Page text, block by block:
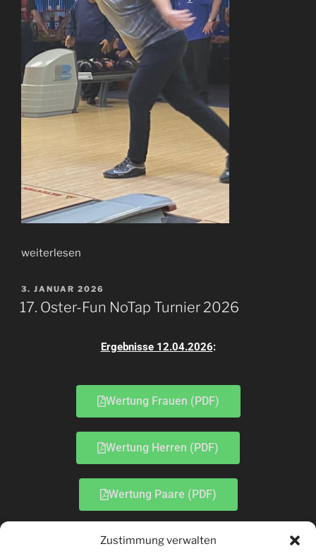
Zustimmung verwalten
weiterlesen
3. JANUAR 2026
17. Oster-Fun NoTap Turnier 2026
Ergebnisse 12.04.2026:
Wertung Frauen (PDF)
Wertung Herren (PDF)
Wertung Paare (PDF)